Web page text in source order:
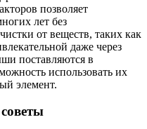
позволяет
лет без
от веществ, таких как
даже через
поставляются в
использовать их
элемент.